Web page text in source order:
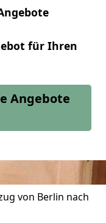
für Ihren
Angebote
von Berlin nach